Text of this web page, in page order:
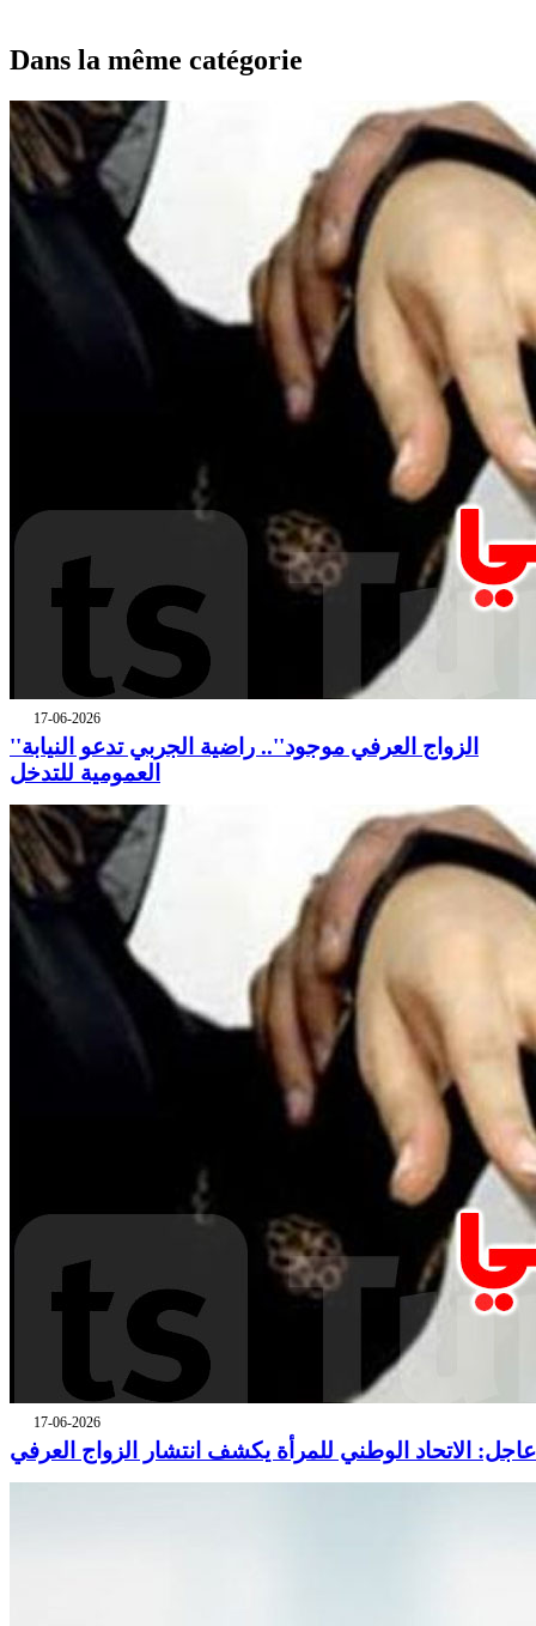
Dans la même catégorie
17-06-2026
''الزواج العرفي موجود''.. راضية الجربي تدعو النيابة
العمومية للتدخل
17-06-2026
عاجل: الاتحاد الوطني للمرأة يكشف انتشار الزواج العرفي